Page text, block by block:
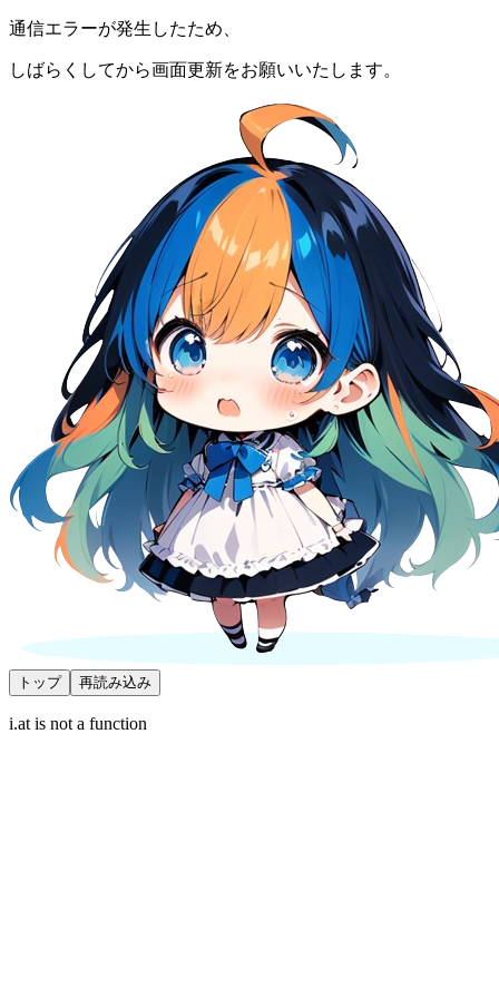
通信エラーが発生したため、
しばらくしてから画面更新をお願いいたします。
トップ 再読み込み
i.at is not a function